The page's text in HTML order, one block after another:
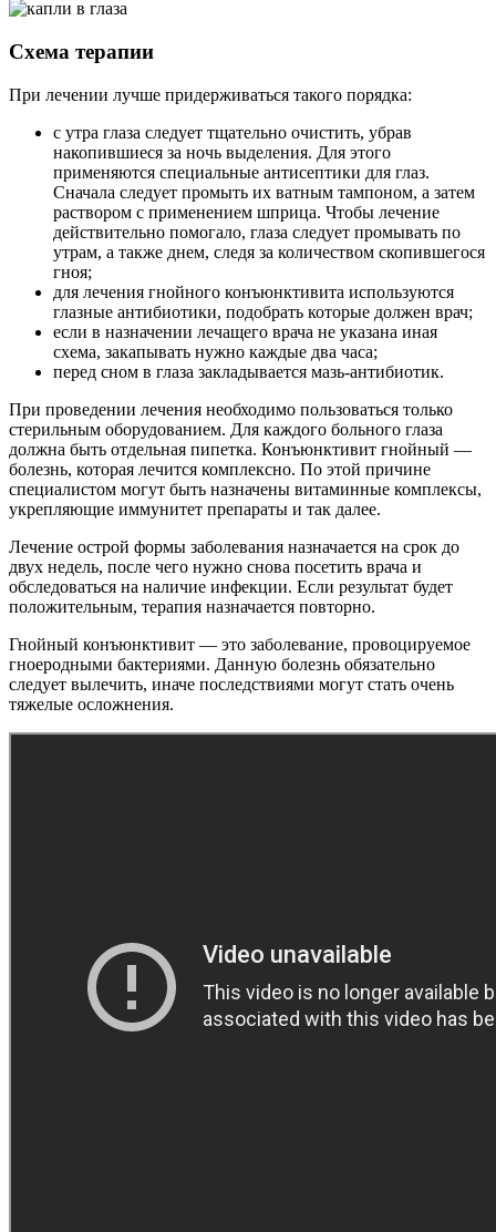
Схема терапии
При лечении лучше придерживаться такого порядка:
с утра глаза следует тщательно очистить, убрав
накопившиеся за ночь выделения. Для этого
применяются специальные антисептики для глаз.
Сначала следует промыть их ватным тампоном, а затем
раствором с применением шприца. Чтобы лечение
действительно помогало, глаза следует промывать по
утрам, а также днем, следя за количеством скопившегося
гноя;
для лечения гнойного конъюнктивита используются
глазные антибиотики, подобрать которые должен врач;
если в назначении лечащего врача не указана иная
схема, закапывать нужно каждые два часа;
перед сном в глаза закладывается мазь-антибиотик.
При проведении лечения необходимо пользоваться только
стерильным оборудованием. Для каждого больного глаза
должна быть отдельная пипетка. Конъюнктивит гнойный —
болезнь, которая лечится комплексно. По этой причине
специалистом могут быть назначены витаминные комплексы,
укрепляющие иммунитет препараты и так далее.
Лечение острой формы заболевания назначается на срок до
двух недель, после чего нужно снова посетить врача и
обследоваться на наличие инфекции. Если результат будет
положительным, терапия назначается повторно.
Гнойный конъюнктивит — это заболевание, провоцируемое
гноеродными бактериями. Данную болезнь обязательно
следует вылечить, иначе последствиями могут стать очень
тяжелые осложнения.